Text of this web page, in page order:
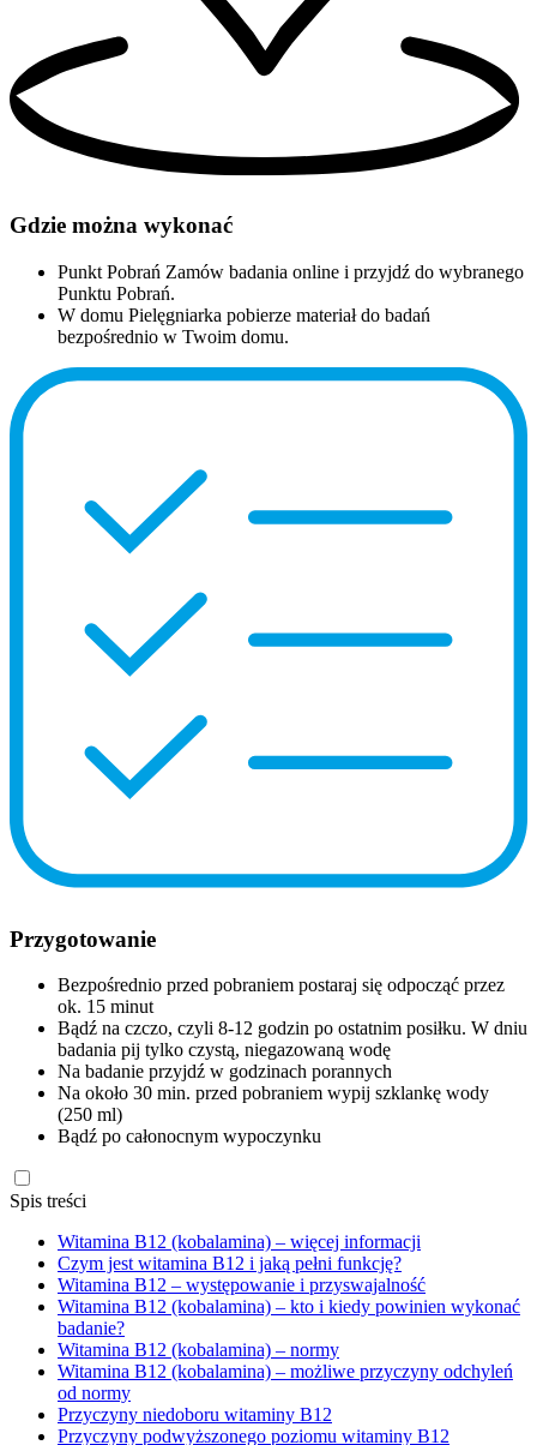
Gdzie można wykonać
Punkt Pobrań Zamów badania online i przyjdź do wybranego
Punktu Pobrań.
W domu Pielęgniarka pobierze materiał do badań
bezpośrednio w Twoim domu.
Przygotowanie
Bezpośrednio przed pobraniem postaraj się odpocząć przez
ok. 15 minut
Bądź na czczo, czyli 8-12 godzin po ostatnim posiłku. W dniu
badania pij tylko czystą, niegazowaną wodę
Na badanie przyjdź w godzinach porannych
Na około 30 min. przed pobraniem wypij szklankę wody
(250 ml)
Bądź po całonocnym wypoczynku
Spis treści
Witamina B12 (kobalamina) – więcej informacji
Czym jest witamina B12 i jaką pełni funkcję?
Witamina B12 – występowanie i przyswajalność
Witamina B12 (kobalamina) – kto i kiedy powinien wykonać
badanie?
Witamina B12 (kobalamina) – normy
Witamina B12 (kobalamina) – możliwe przyczyny odchyleń
od normy
Przyczyny niedoboru witaminy B12
Przyczyny podwyższonego poziomu witaminy B12